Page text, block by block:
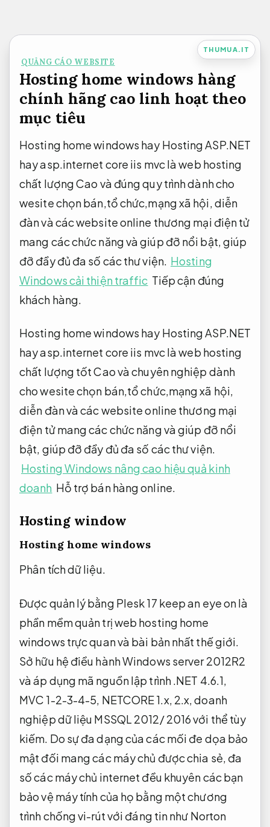
nội
dung
THUMUA.IT
QUẢNG CÁO WEBSITE
Hosting home windows hàng
chính hãng cao linh hoạt theo
mục tiêu
Hosting home windows hay Hosting ASP.NET
hay asp.internet core iis mvc là web hosting
chất lượng Cao và đúng quy trình dành cho
wesite chọn bán,tổ chức,mạng xã hội, diễn
đàn và các website online thương mại điện tử
mang các chức năng và giúp đỡ nổi bật, giúp
đỡ đầy đủ đa số các thư viện. Hosting
Windows cải thiện traffic Tiếp cận đúng
khách hàng.
Hosting home windows hay Hosting ASP.NET
hay asp.internet core iis mvc là web hosting
chất lượng tốt Cao và chuyên nghiệp dành
cho wesite chọn bán,tổ chức,mạng xã hội,
diễn đàn và các website online thương mại
điện tử mang các chức năng và giúp đỡ nổi
bật, giúp đỡ đầy đủ đa số các thư viện.
Hosting Windows nâng cao hiệu quả kinh
doanh Hỗ trợ bán hàng online.
Hosting window
Hosting home windows
Phân tích dữ liệu.
Được quản lý bằng Plesk 17 keep an eye on là
phần mềm quản trị web hosting home
windows trực quan và bài bản nhất thế giới.
Sở hữu hệ điều hành Windows server 2012R2
và áp dụng mã nguồn lập trình .NET 4.6.1,
MVC 1-2-3-4-5, NETCORE 1.x, 2.x, doanh
nghiệp dữ liệu MSSQL 2012/ 2016 với thể tùy
kiếm. Do sự đa dạng của các mối đe dọa bảo
mật đối mang các máy chủ được chia sẻ, đa
số các máy chủ internet đều khuyên các bạn
bảo vệ máy tính của họ bằng một chương
trình chống vi-rút với đáng tin như Norton